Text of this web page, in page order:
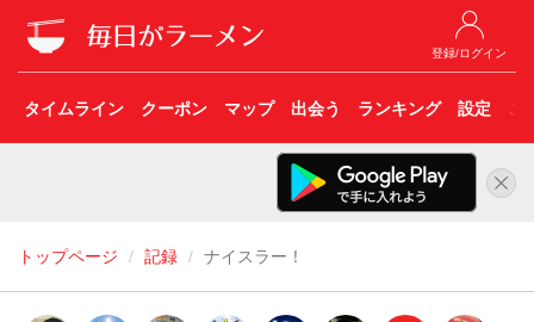
登録/ログイン
タイムライン クーポン マップ 出会う ランキング 設定 こ
トップページ 記録 ナイスラー！